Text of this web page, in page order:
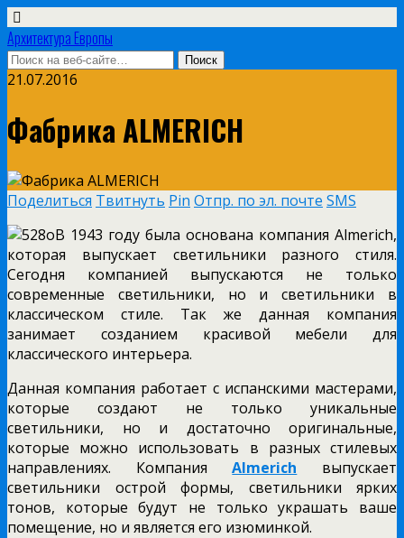
Архитектура Европы
21.07.2016
Фабрика ALMERICH
Поделиться Твитнуть Pin Отпр. по эл. почте SMS
В 1943 году была основана компания Almerich,
которая выпускает светильники разного стиля.
Сегодня компанией выпускаются не только
современные светильники, но и светильники в
классическом стиле. Так же данная компания
занимает созданием красивой мебели для
классического интерьера.
Данная компания работает с испанскими мастерами,
которые создают не только уникальные
светильники, но и достаточно оригинальные,
которые можно использовать в разных стилевых
направлениях. КомпанияAlmerich выпускает
светильники острой формы, светильники ярких
тонов, которые будут не только украшать ваше
помещение, но и является его изюминкой.